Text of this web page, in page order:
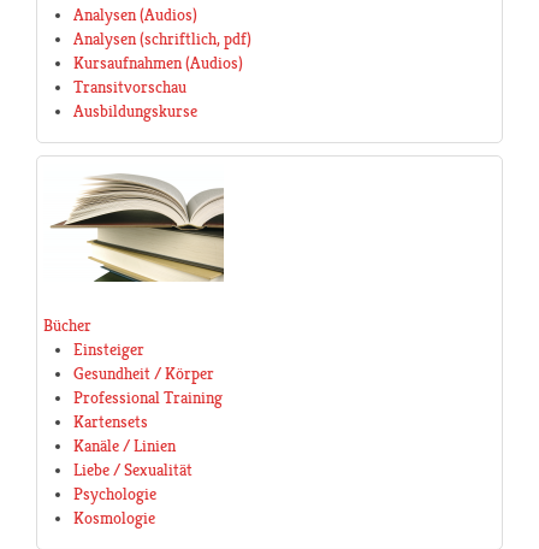
Analysen (Audios)
Analysen (schriftlich, pdf)
Kursaufnahmen (Audios)
Transitvorschau
Ausbildungskurse
Bücher
Einsteiger
Gesundheit / Körper
Professional Training
Kartensets
Kanäle / Linien
Liebe / Sexualität
Psychologie
Kosmologie